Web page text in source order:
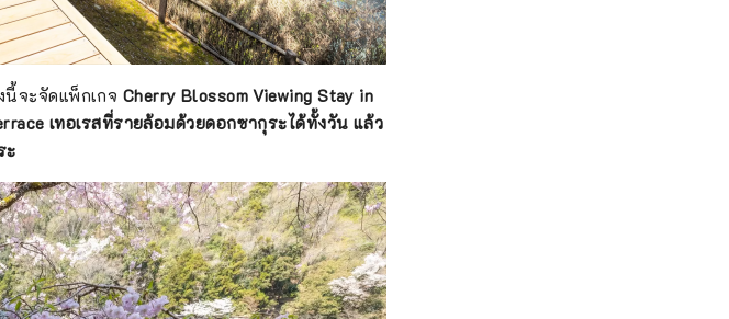
จะจัดแพ็กเกจ Cherry Blossom Viewing Stay in
เทอเรสที่รายล้อมด้วยดอกซากุระได้ทั้งวัน แล้ว
ะ